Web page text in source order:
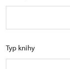
Typ knihy